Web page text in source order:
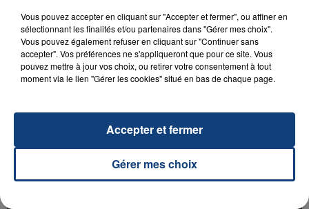
INCENDIE MORTEL À LENS : UNE FEMME ET
SON BÉBÉ ENTRE LA VIE ET LA...
Un homme s'est immolé par le feu après avoir
aspergé sa compagne et leur bébé de trois mois
d'un liquide inflammable.
20 juillet 2026
Vous pouvez accepter en cliquant sur "Accepter et fermer", ou affiner en
sélectionnant les finalités et/ou partenaires dans "Gérer mes choix".
Vous pouvez également refuser en cliquant sur "Continuer sans
accepter". Vos préférences ne s'appliqueront que pour ce site. Vous
pouvez mettre à jour vos choix, ou retirer votre consentement à tout
moment via le lien "Gérer les cookies" situé en bas de chaque page.
Gérer mes choix
Accepter et fermer